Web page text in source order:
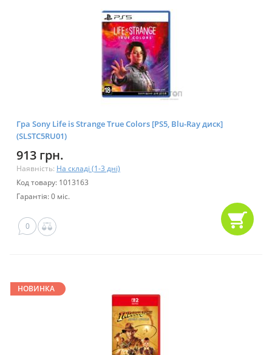
Гра Sony Life is Strange True Colors [PS5, Blu-Ray диск]
(SLSTC5RU01)
913 грн.
Наявність: На складі (1-3 дні)
Код товару: 1013163
Гарантія: 0 міс.
0
НОВИНКА